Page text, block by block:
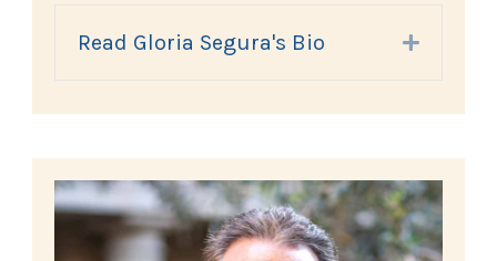
Read Gloria Segura's Bio Expand